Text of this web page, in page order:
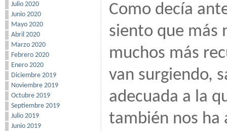
Julio 2020
Junio 2020
Mayo 2020
Abril 2020
Marzo 2020
Febrero 2020
Enero 2020
Diciembre 2019
Noviembre 2019
Octubre 2019
Septiembre 2019
Julio 2019
Junio 2019
Como decía
siento que más
muchos más
van surgiendo,
adecuada a la
también nos ha